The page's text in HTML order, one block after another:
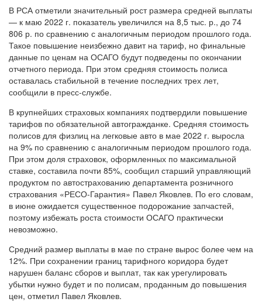
В РСА отметили значительный рост размера средней выплаты
— к маю 2022 г. показатель увеличился на 8,5 тыс. р., до 74
806 р. по сравнению с аналогичным периодом прошлого года.
Такое повышение неизбежно давит на тариф, но финальные
данные по ценам на ОСАГО будут подведены по окончании
отчетного периода. При этом средняя стоимость полиса
оставалась стабильной в течение последних трех лет,
сообщили в пресс-службе.
В крупнейших страховых компаниях подтвердили повышение
тарифов по обязательной автогражданке. Средняя стоимость
полисов для физлиц на легковые авто в мае 2022 г. выросла
на 9% по сравнению с аналогичным периодом прошлого года.
При этом доля страховок, оформленных по максимальной
ставке, составила почти 85%, сообщил старший управляющий
продуктом по автострахованию департамента розничного
страхования «РЕСО-Гарантия» Павел Яковлев. По его словам,
в июне ожидается существенное подорожание запчастей,
поэтому избежать роста стоимости ОСАГО практически
невозможно.
Средний размер выплаты в мае по стране вырос более чем на
12%. При сохранении границ тарифного коридора будет
нарушен баланс сборов и выплат, так как урегулировать
убытки нужно будет и по полисам, проданным до повышения
цен, отметил Павел Яковлев.